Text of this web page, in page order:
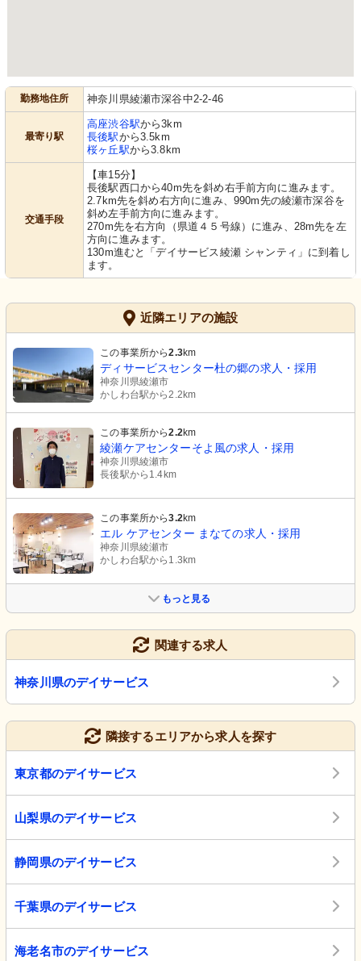
勤務地住所 神奈川県綾瀬市深谷中2-2-46
最寄り駅
高座渋谷駅から3km
長後駅から3.5km
桜ヶ丘駅から3.8km
交通手段
【車15分】
長後駅西口から40m先を斜め右手前方向に進みます。
2.7km先を斜め右方向に進み、990m先の綾瀬市深谷を
斜め左手前方向に進みます。
270m先を右方向（県道４５号線）に進み、28m先を左
方向に進みます。
130m進むと「デイサービス綾瀬 シャンティ」に到着し
ます。
近隣エリアの施設
この事業所から2.3km
ディサービスセンター杜の郷の求人・採用
神奈川県綾瀬市
かしわ台駅から2.2km
この事業所から2.2km
綾瀬ケアセンターそよ風の求人・採用
神奈川県綾瀬市
長後駅から1.4km
この事業所から3.2km
エル ケアセンター まなての求人・採用
神奈川県綾瀬市
かしわ台駅から1.3km
もっと見る
関連する求人
神奈川県のデイサービス
隣接するエリアから求人を探す
東京都のデイサービス
山梨県のデイサービス
静岡県のデイサービス
千葉県のデイサービス
海老名市のデイサービス